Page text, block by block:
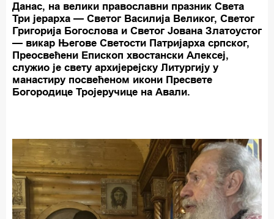
Данас, на велики православни празник Света
Три јерарха — Светог Василија Великог, Светог
Григорија Богослова и Светог Јована Златоустог
— викар Његове Светости Патријарха српског,
Преосвећени Епископ хвостански Алексеј,
служио је свету архијерејску Литургију у
манастиру посвећеном икони Пресвете
Богородице Тројеручице на Авали.